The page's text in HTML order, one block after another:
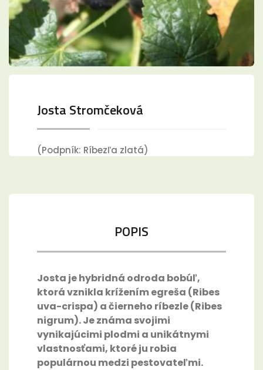
Josta Stromčeková
(Podpník: Ríbezľa zlatá)
POPIS
Josta je hybridná odroda bobúľ,
ktorá vznikla krížením egreša (Ribes
uva-crispa) a čierneho ríbezle (Ribes
nigrum). Je známa svojimi
vynikajúcimi plodmi a unikátnymi
vlastnosťami, ktoré ju robia
populárnou medzi pestovateľmi.